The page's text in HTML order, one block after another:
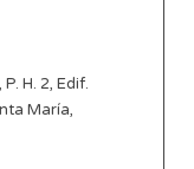
H. 2, Edif.
María,